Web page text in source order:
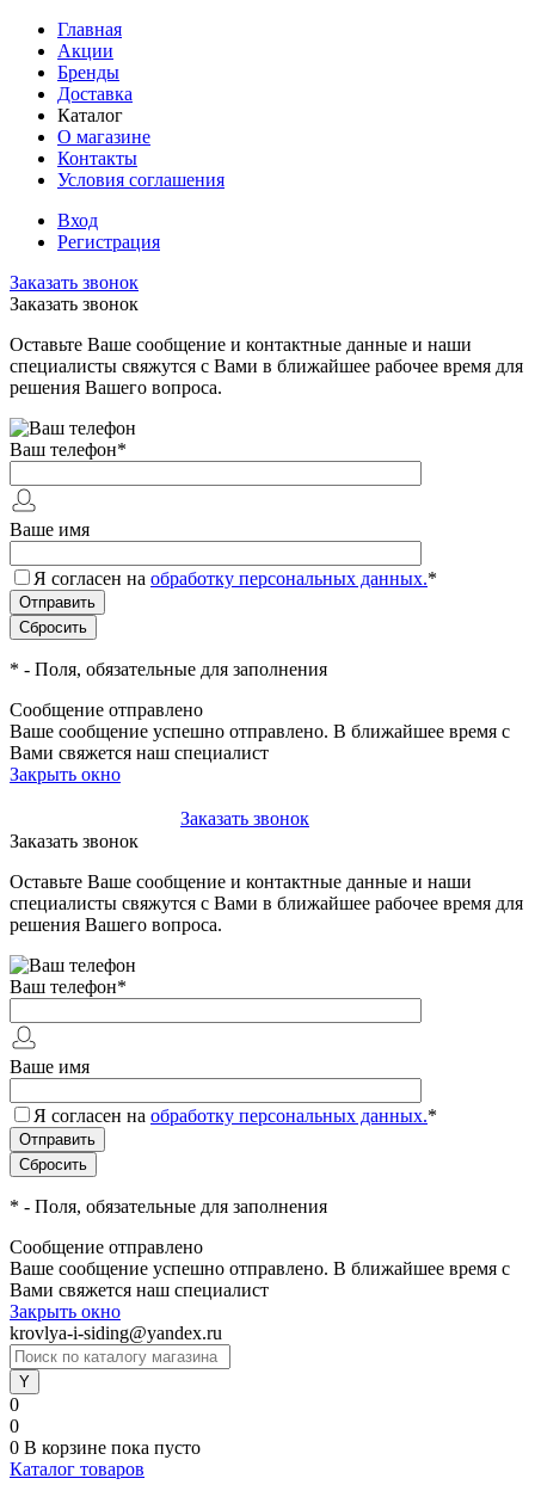
Главная
Акции
Бренды
Доставка
Каталог
О магазине
Контакты
Условия соглашения
Вход
Регистрация
Заказать звонок
Заказать звонок
Оставьте Ваше сообщение и контактные данные и наши
специалисты свяжутся с Вами в ближайшее рабочее время для
решения Вашего вопроса.
Ваш телефон*
Ваше имя
Я согласен на обработку персональных данных.*
* - Поля, обязательные для заполнения
Сообщение отправлено
Ваше сообщение успешно отправлено. В ближайшее время с
Вами свяжется наш специалист
Закрыть окно
Заказать звонок
Заказать звонок
Оставьте Ваше сообщение и контактные данные и наши
специалисты свяжутся с Вами в ближайшее рабочее время для
решения Вашего вопроса.
Ваш телефон*
Ваше имя
Я согласен на обработку персональных данных.*
* - Поля, обязательные для заполнения
Сообщение отправлено
Ваше сообщение успешно отправлено. В ближайшее время с
Вами свяжется наш специалист
Закрыть окно
krovlya-i-siding@yandex.ru
0
0
0 В корзине пока пусто
Каталог товаров